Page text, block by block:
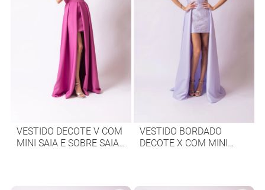
VESTIDO DECOTE V COM
MINI SAIA E SOBRE SAIA
VESTIDO BORDADO
DECOTE X COM MINI